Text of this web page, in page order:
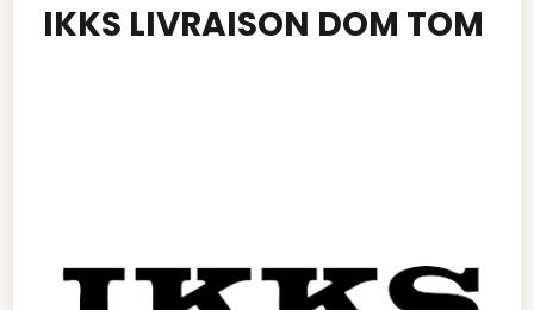
IKKS LIVRAISON DOM TOM